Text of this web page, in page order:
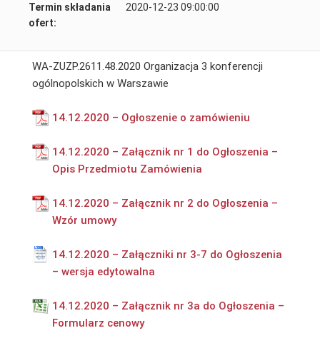
Termin składania
ofert:
2020-12-23 09:00:00
WA-ZUZP.2611.48.2020 Organizacja 3 konferencji
ogólnopolskich w Warszawie
14.12.2020 – Ogłoszenie o zamówieniu
14.12.2020 – Załącznik nr 1 do Ogłoszenia –
Opis Przedmiotu Zamówienia
14.12.2020 – Załącznik nr 2 do Ogłoszenia –
Wzór umowy
14.12.2020 – Załączniki nr 3-7 do Ogłoszenia
– wersja edytowalna
14.12.2020 – Załącznik nr 3a do Ogłoszenia –
Formularz cenowy